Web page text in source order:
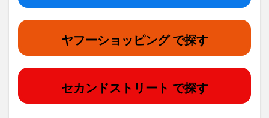
ヤフーショッピング で探す
セカンドストリート で探す